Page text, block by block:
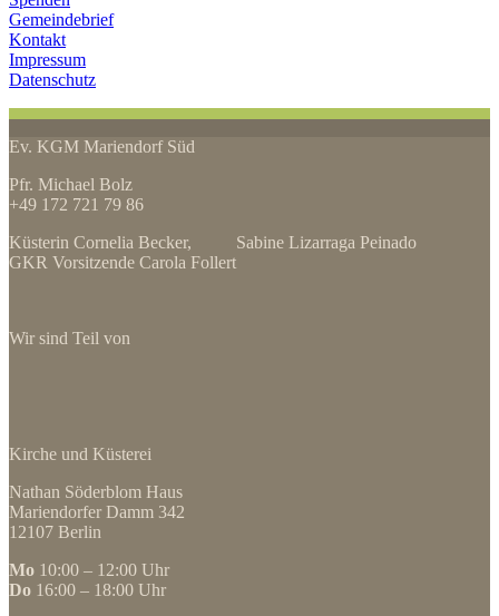
Gemeindebrief
Kontakt
Impressum
Datenschutz
Ev. KGM Mariendorf Süd
Pfr. Michael Bolz
+49 172 721 79 86
Küsterin Cornelia Becker, Sabine Lizarraga Peinado
GKR Vorsitzende Carola Follert
Wir sind Teil von
Kirche und Küsterei
Nathan Söderblom Haus
Mariendorfer Damm 342
12107 Berlin
Mo 10:00 – 12:00 Uhr
Do 16:00 – 18:00 Uhr